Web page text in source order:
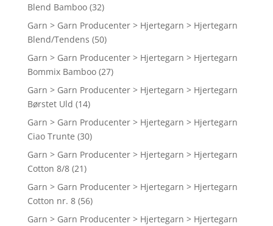
Blend Bamboo (32)
Garn > Garn Producenter > Hjertegarn > Hjertegarn
Blend/Tendens (50)
Garn > Garn Producenter > Hjertegarn > Hjertegarn
Bommix Bamboo (27)
Garn > Garn Producenter > Hjertegarn > Hjertegarn
Børstet Uld (14)
Garn > Garn Producenter > Hjertegarn > Hjertegarn
Ciao Trunte (30)
Garn > Garn Producenter > Hjertegarn > Hjertegarn
Cotton 8/8 (21)
Garn > Garn Producenter > Hjertegarn > Hjertegarn
Cotton nr. 8 (56)
Garn > Garn Producenter > Hjertegarn > Hjertegarn